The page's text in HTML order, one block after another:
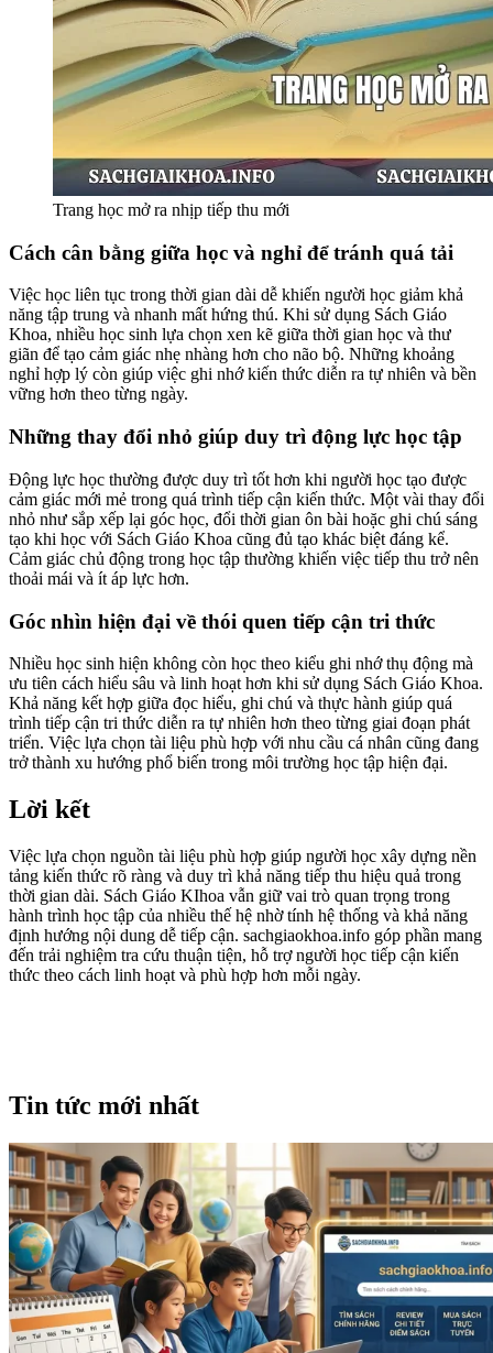
Trang học mở ra nhịp tiếp thu mới
Cách cân bằng giữa học và nghỉ để tránh quá tải
Việc học liên tục trong thời gian dài dễ khiến người học giảm khả
năng tập trung và nhanh mất hứng thú. Khi sử dụng Sách Giáo
Khoa, nhiều học sinh lựa chọn xen kẽ giữa thời gian học và thư
giãn để tạo cảm giác nhẹ nhàng hơn cho não bộ. Những khoảng
nghỉ hợp lý còn giúp việc ghi nhớ kiến thức diễn ra tự nhiên và bền
vững hơn theo từng ngày.
Những thay đổi nhỏ giúp duy trì động lực học tập
Động lực học thường được duy trì tốt hơn khi người học tạo được
cảm giác mới mẻ trong quá trình tiếp cận kiến thức. Một vài thay đổi
nhỏ như sắp xếp lại góc học, đổi thời gian ôn bài hoặc ghi chú sáng
tạo khi học với Sách Giáo Khoa cũng đủ tạo khác biệt đáng kể.
Cảm giác chủ động trong học tập thường khiến việc tiếp thu trở nên
thoải mái và ít áp lực hơn.
Góc nhìn hiện đại về thói quen tiếp cận tri thức
Nhiều học sinh hiện không còn học theo kiểu ghi nhớ thụ động mà
ưu tiên cách hiểu sâu và linh hoạt hơn khi sử dụng Sách Giáo Khoa.
Khả năng kết hợp giữa đọc hiểu, ghi chú và thực hành giúp quá
trình tiếp cận tri thức diễn ra tự nhiên hơn theo từng giai đoạn phát
triển. Việc lựa chọn tài liệu phù hợp với nhu cầu cá nhân cũng đang
trở thành xu hướng phổ biến trong môi trường học tập hiện đại.
Lời kết
Việc lựa chọn nguồn tài liệu phù hợp giúp người học xây dựng nền
tảng kiến thức rõ ràng và duy trì khả năng tiếp thu hiệu quả trong
thời gian dài. Sách Giáo KIhoa vẫn giữ vai trò quan trọng trong
hành trình học tập của nhiều thế hệ nhờ tính hệ thống và khả năng
định hướng nội dung dễ tiếp cận. sachgiaokhoa.info góp phần mang
đến trải nghiệm tra cứu thuận tiện, hỗ trợ người học tiếp cận kiến
thức theo cách linh hoạt và phù hợp hơn mỗi ngày.
Tin tức mới nhất